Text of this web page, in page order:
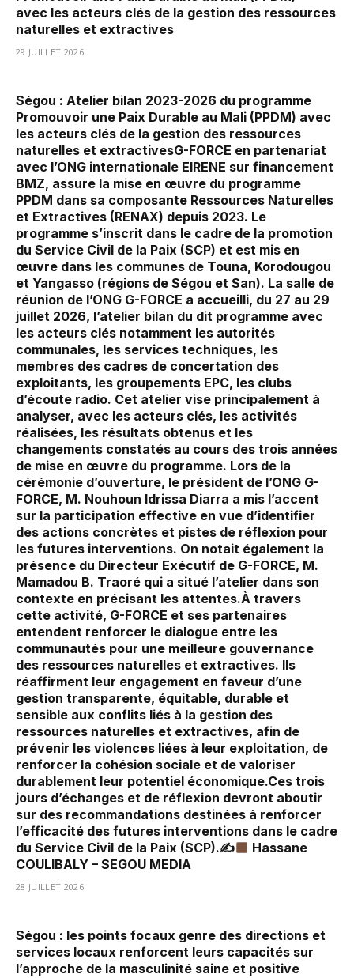
avec les acteurs clés de la gestion des ressources
naturelles et extractives
29 JUILLET 2026
Ségou : Atelier bilan 2023-2026 du programme
Promouvoir une Paix Durable au Mali (PPDM) avec
les acteurs clés de la gestion des ressources
naturelles et extractivesG-FORCE en partenariat
avec l’ONG internationale EIRENE sur financement
BMZ, assure la mise en œuvre du programme
PPDM dans sa composante Ressources Naturelles
et Extractives (RENAX) depuis 2023. Le
programme s’inscrit dans le cadre de la promotion
du Service Civil de la Paix (SCP) et est mis en
œuvre dans les communes de Touna, Korodougou
et Yangasso (régions de Ségou et San). La salle de
réunion de l’ONG G-FORCE a accueilli, du 27 au 29
juillet 2026, l’atelier bilan du dit programme avec
les acteurs clés notamment les autorités
communales, les services techniques, les
membres des cadres de concertation des
exploitants, les groupements EPC, les clubs
d’écoute radio. Cet atelier vise principalement à
analyser, avec les acteurs clés, les activités
réalisées, les résultats obtenus et les
changements constatés au cours des trois années
de mise en œuvre du programme. Lors de la
cérémonie d’ouverture, le président de l’ONG G-
FORCE, M. Nouhoun Idrissa Diarra a mis l’accent
sur la participation effective en vue d’identifier
des actions concrètes et pistes de réflexion pour
les futures interventions. On notait également la
présence du Directeur Exécutif de G-FORCE, M.
Mamadou B. Traoré qui a situé l’atelier dans son
contexte en précisant les attentes.À travers
cette activité, G-FORCE et ses partenaires
entendent renforcer le dialogue entre les
communautés pour une meilleure gouvernance
des ressources naturelles et extractives. Ils
réaffirment leur engagement en faveur d’une
gestion transparente, équitable, durable et
sensible aux conflits liés à la gestion des
ressources naturelles et extractives, afin de
prévenir les violences liées à leur exploitation, de
renforcer la cohésion sociale et de valoriser
durablement leur potentiel économique.Ces trois
jours d’échanges et de réflexion devront aboutir
sur des recommandations destinées à renforcer
l’efficacité des futures interventions dans le cadre
du Service Civil de la Paix (SCP).✍
Hassane
COULIBALY – SEGOU MEDIA
28 JUILLET 2026
Ségou : les points focaux genre des directions et
services locaux renforcent leurs capacités sur
l’approche de la masculinité saine et positive